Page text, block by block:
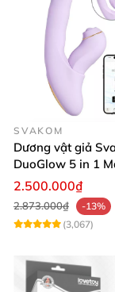
SVAKOM
Dương vật giả
DuoGlow 5 in 1
Massage Điểm G
Điều Khiển App
2.500.000₫
2.873.000₫
-13%
(3,067)